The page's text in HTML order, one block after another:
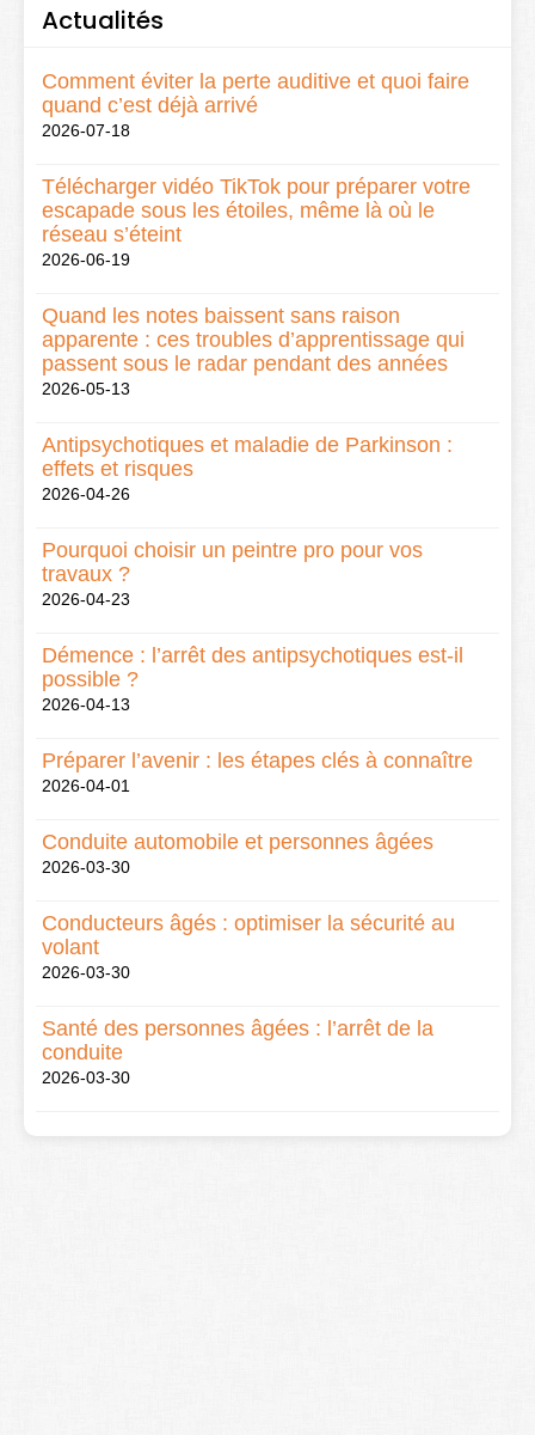
Actualités
Comment éviter la perte auditive et quoi faire
quand c’est déjà arrivé
2026-07-18
Télécharger vidéo TikTok pour préparer votre
escapade sous les étoiles, même là où le
réseau s’éteint
2026-06-19
Quand les notes baissent sans raison
apparente : ces troubles d’apprentissage qui
passent sous le radar pendant des années
2026-05-13
Antipsychotiques et maladie de Parkinson :
effets et risques
2026-04-26
Pourquoi choisir un peintre pro pour vos
travaux ?
2026-04-23
Démence : l’arrêt des antipsychotiques est-il
possible ?
2026-04-13
Préparer l’avenir : les étapes clés à connaître
2026-04-01
Conduite automobile et personnes âgées
2026-03-30
Conducteurs âgés : optimiser la sécurité au
volant
2026-03-30
Santé des personnes âgées : l’arrêt de la
conduite
2026-03-30